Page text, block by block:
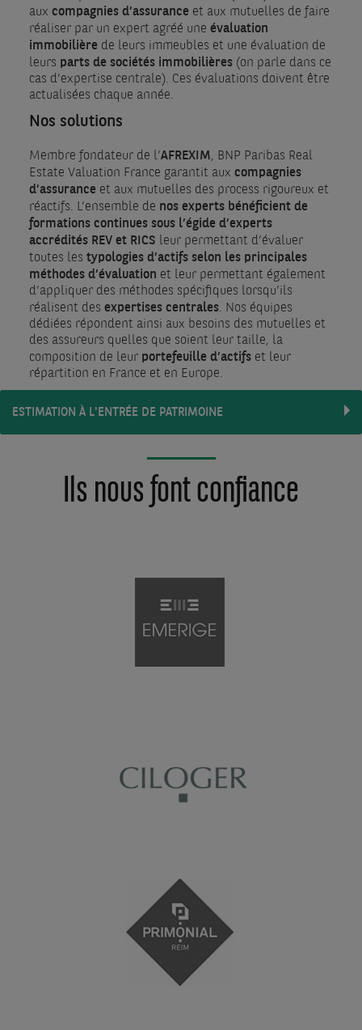
aux compagnies d’assurance et aux mutuelles de faire
réaliser par un expert agréé une évaluation
immobilière de leurs immeubles et une évaluation de
leurs parts de sociétés immobilières(on parle dans ce
cas d’expertise centrale). Ces évaluations doivent être
actualisées chaque année.
Nos solutions
Membre fondateur de l’AFREXIM, BNP Paribas Real
Estate Valuation France garantit aux compagnies
d’assurance et aux mutuelles des process rigoureux et
réactifs. L’ensemble de nos experts bénéficient de
formations continues sous l’égide d’experts
accrédités REV et RICS leur permettant d’évaluer
toutes les typologies d’actifs selon les principales
méthodes d’évaluation et leur permettant également
d’appliquer des méthodes spécifiques lorsqu’ils
réalisent des expertises centrales. Nos équipes
dédiées répondent ainsi aux besoins des mutuelles et
des assureurs quelles que soient leur taille, la
composition de leur portefeuille d’actifset leur
répartition en France et en Europe.
ESTIMATION À L'ENTRÉE DE PATRIMOINE
Ils nous font confiance